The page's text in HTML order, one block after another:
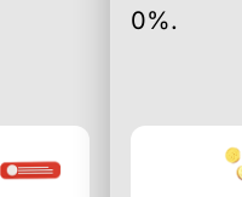
0%.